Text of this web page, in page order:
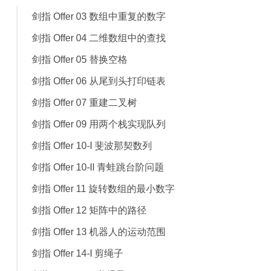
剑指 Offer 03 数组中重复的数字
剑指 Offer 04 二维数组中的查找
剑指 Offer 05 替换空格
剑指 Offer 06 从尾到头打印链表
剑指 Offer 07 重建二叉树
剑指 Offer 09 用两个栈实现队列
剑指 Offer 10-I 斐波那契数列
剑指 Offer 10-II 青蛙跳台阶问题
剑指 Offer 11 旋转数组的最小数字
剑指 Offer 12 矩阵中的路径
剑指 Offer 13 机器人的运动范围
剑指 Offer 14-I 剪绳子